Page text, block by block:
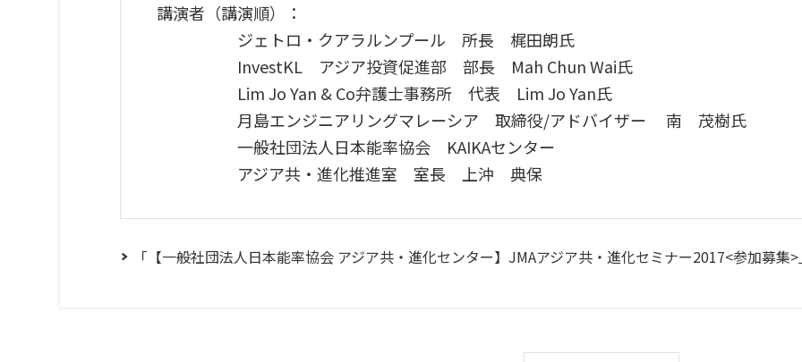
講演者（講演順）：
ジェトロ・クアラルンプール 所長 梶田朗氏
InvestKL アジア投資促進部 部長 Mah Chun Wai氏
Lim Jo Yan & Co弁護士事務所 代表 Lim Jo Yan氏
月島エンジニアリングマレーシア 取締役/アドバイザー 南 茂樹氏
一般社団法人日本能率協会 KAIKAセンター
アジア共・進化推進室 室長 上沖 典保
「【一般社団法人日本能率協会 アジア共・進化センター】JMAアジア共・進化セミナー2017<参加募集